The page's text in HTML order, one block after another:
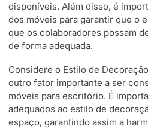
disponíveis. Além disso, é
dos móveis para garantir que o
que os colaboradores possam
de forma adequada.
Considere o Estilo de
outro fator importante a ser
móveis para escritório. É
adequados ao estilo de
espaço, garantindo assim a